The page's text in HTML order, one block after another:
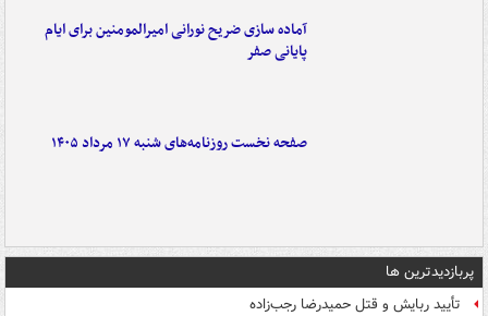
آماده سازی ضریح نورانی امیرالمومنین برای ایام
پایانی صفر
صفحه نخست روزنامه‌های شنبه ۱۷ مرداد ۱۴۰۵
پربازدیدترین ها
تأیید ربایش و قتل حمیدرضا رجب‌زاده